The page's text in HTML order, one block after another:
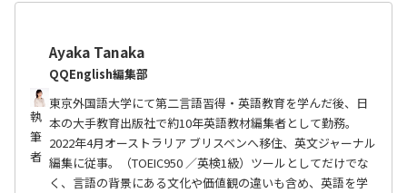
執
筆
者
Ayaka Tanaka
QQEnglish編集部
東京外国語大学にて第二言語習得・英語教育を学んだ後、日
本の大手教育出版社で約10年英語教材編集者として勤務。
2022年4月オーストラリア ブリスベンへ移住、英文ジャーナル
編集に従事。（TOEIC950 ／英検1級）ツールとしてだけでな
く、言語の背景にある文化や価値観の違いも含め、英語を学